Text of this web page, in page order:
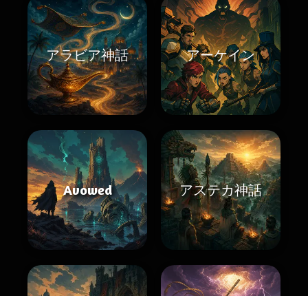
アラビア神話 アーケイン
Avowed アステカ神話